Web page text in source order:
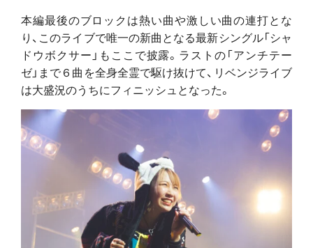
本編最後のブロックは熱い曲や激しい曲の連打とな
り、このライブで唯一の新曲となる最新シングル「シャ
ドウボクサー」もここで披露。ラストの「アンチテー
ゼ」まで６曲を全身全霊で駆け抜けて、リベンジライブ
は大盛況のうちにフィニッシュとなった。